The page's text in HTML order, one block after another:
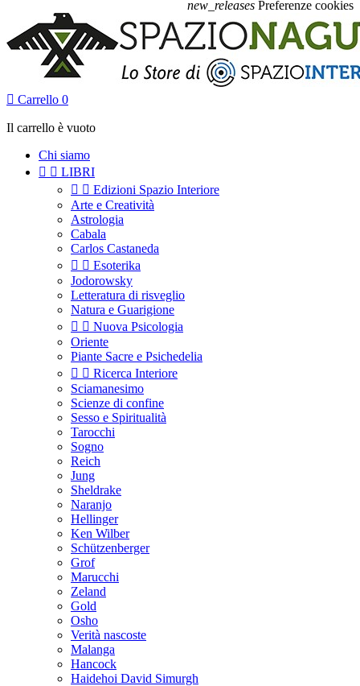
new_releases Preferenze cookies
 Carrello 0
Il carrello è vuoto
Chi siamo
  LIBRI
  Edizioni Spazio Interiore
Arte e Creatività
Astrologia
Cabala
Carlos Castaneda
  Esoterika
Jodorowsky
Letteratura di risveglio
Natura e Guarigione
  Nuova Psicologia
Oriente
Piante Sacre e Psichedelia
  Ricerca Interiore
Sciamanesimo
Scienze di confine
Sesso e Spiritualità
Tarocchi
Sogno
Reich
Jung
Sheldrake
Naranjo
Hellinger
Ken Wilber
Schützenberger
Grof
Marucchi
Zeland
Gold
Osho
Verità nascoste
Malanga
Hancock
Haidehoi David Simurgh